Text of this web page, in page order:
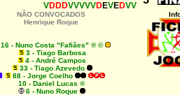
VDDDVVVVVDEVEDVV
NÃO CONVOCADOS
Henrique Roque
16 - Nuno Costa "Fafiães" ® ©
3 - Tiago Barbosa
4 - André Campos
33 - Tiago Azevedo
88 - Jorge Coelho
10 - Daniel Lucas ®
6 - Nuno Roque